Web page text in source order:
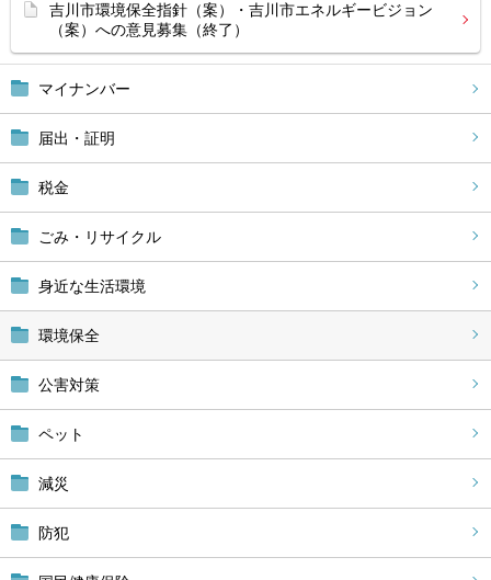
マイナンバー
届出・証明
税金
ごみ・リサイクル
身近な生活環境
環境保全
公害対策
ペット
減災
防犯
吉川市環境保全指針（案）・吉川市エネルギービジョン
（案）への意見募集（終了）